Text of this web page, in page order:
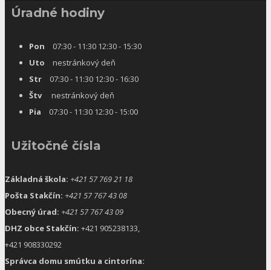
Úradné hodiny
Pon 07:30 - 11:30 12:30 - 15:30
Uto nestránkový deň
Str 07:30 - 11:30 12:30 - 16:30
Štvnestránkový deň
Pia 07:30 - 11:30 12:30 - 15:00
Užitočné čísla
Základná škola: +421 57 769 21 18
Pošta Stakčín: +421 57 767 43 08
Obecný úrad: +421 57 767 43 09
DHZ obce Stakčín: +421 905238133,
+421 908330292
Správca domu smútku a cintorína: